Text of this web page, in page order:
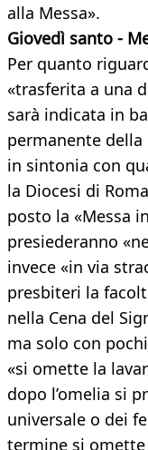
alla Messa».
Giovedì santo -
Per quanto
«trasferita a una
sarà indicata in
permanente della
in sintonia con
la Diocesi di
posto la «Messa
presiederanno
invece «in via
presbiteri la
nella Cena del
ma solo con
«si omette la
dopo l’omelia si
universale o dei
termine si